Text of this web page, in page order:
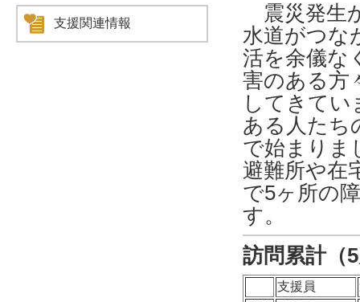
震災発生
水道がつな
活を余儀な
害のある方
してきて
ある人たち
で始まりま
避難所や在
で5ヶ所の
す。
訪問累計（
支援員
支援関連情報